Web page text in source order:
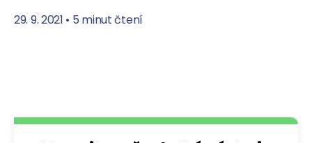
29. 9. 2021 • 5 minut čtení